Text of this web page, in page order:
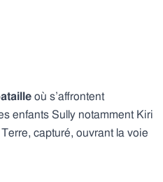
où s’affrontent
enfants Sully notamment Kiri
capturé, ouvrant la voie